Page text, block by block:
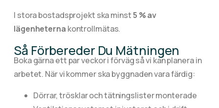
I stora bostadsprojekt ska minst5 % av
lägenheterna kontrollmätas.
Så Förbereder Du Mätningen
Boka gärna ett par veckor i förväg så vi kan planera in
arbetet. När vi kommer ska byggnaden vara färdig:
Dörrar, trösklar och tätningslister monterade